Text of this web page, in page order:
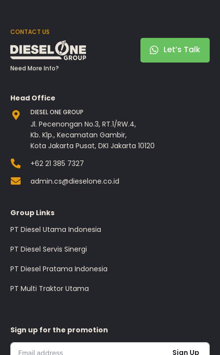
CONTACT US
Need More Info?
Let’s Talk
Head Office
DIESEL ONE GROUP
Jl. Pecenongan No.3, RT.1/RW.4,
Kb. Klp., Kecamatan Gambir,
Kota Jakarta Pusat, DKI Jakarta 10120
+62 21 385 7327
admin.cs@dieselone.co.id
Group Links
PT Diesel Utama Indonesia
PT Diesel Servis Sinergi
PT Diesel Pratama Indonesia
PT Multi Traktor Utama
Sign up for the promotion
Sign Up